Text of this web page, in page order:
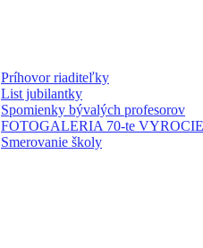
Príhovor riaditeľky
List jubilantky
Spomienky bývalých profesorov
FOTOGALERIA 70-te
Smerovanie školy